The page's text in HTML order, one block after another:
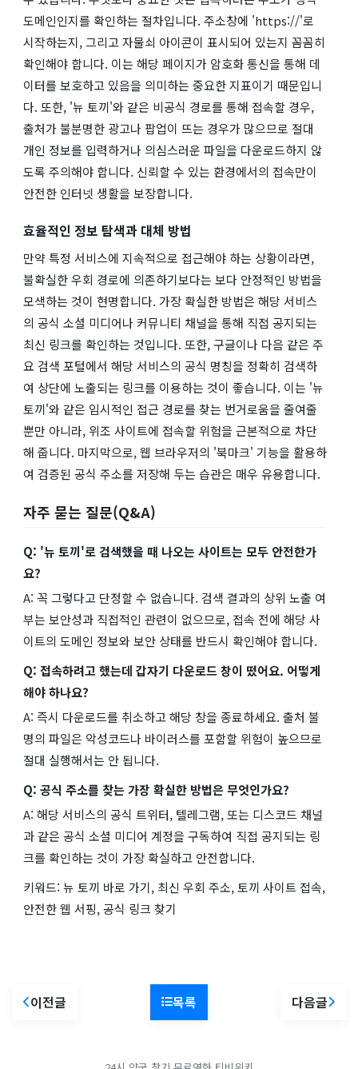
도메인인지를 확인하는 절차입니다. 주소창에 'https://'로
시작하는지, 그리고 자물쇠 아이콘이 표시되어 있는지 꼼꼼히
확인해야 합니다. 이는 해당 페이지가 암호화 통신을 통해 데
이터를 보호하고 있음을 의미하는 중요한 지표이기 때문입니
다. 또한, '뉴 토끼'와 같은 비공식 경로를 통해 접속할 경우,
출처가 불분명한 광고나 팝업이 뜨는 경우가 많으므로 절대
개인 정보를 입력하거나 의심스러운 파일을 다운로드하지 않
도록 주의해야 합니다. 신뢰할 수 있는 환경에서의 접속만이
안전한 인터넷 생활을 보장합니다.
효율적인 정보 탐색과 대체 방법
만약 특정 서비스에 지속적으로 접근해야 하는 상황이라면,
불확실한 우회 경로에 의존하기보다는 보다 안정적인 방법을
모색하는 것이 현명합니다. 가장 확실한 방법은 해당 서비스
의 공식 소셜 미디어나 커뮤니티 채널을 통해 직접 공지되는
최신 링크를 확인하는 것입니다. 또한, 구글이나 다음 같은 주
요 검색 포털에서 해당 서비스의 공식 명칭을 정확히 검색하
여 상단에 노출되는 링크를 이용하는 것이 좋습니다. 이는 '뉴
토끼'와 같은 임시적인 접근 경로를 찾는 번거로움을 줄여줄
뿐만 아니라, 위조 사이트에 접속할 위험을 근본적으로 차단
해 줍니다. 마지막으로, 웹 브라우저의 '북마크' 기능을 활용하
여 검증된 공식 주소를 저장해 두는 습관은 매우 유용합니다.
자주 묻는 질문(Q&A)
Q: '뉴 토끼'로 검색했을 때 나오는 사이트는 모두 안전한가
요?
A: 꼭 그렇다고 단정할 수 없습니다. 검색 결과의 상위 노출 여
부는 보안성과 직접적인 관련이 없으므로, 접속 전에 해당 사
이트의 도메인 정보와 보안 상태를 반드시 확인해야 합니다.
Q: 접속하려고 했는데 갑자기 다운로드 창이 떴어요. 어떻게
해야 하나요?
A: 즉시 다운로드를 취소하고 해당 창을 종료하세요. 출처 불
명의 파일은 악성코드나 바이러스를 포함할 위험이 높으므로
절대 실행해서는 안 됩니다.
Q: 공식 주소를 찾는 가장 확실한 방법은 무엇인가요?
A: 해당 서비스의 공식 트위터, 텔레그램, 또는 디스코드 채널
과 같은 공식 소셜 미디어 계정을 구독하여 직접 공지되는 링
크를 확인하는 것이 가장 확실하고 안전합니다.
키워드: 뉴 토끼 바로 가기, 최신 우회 주소, 토끼 사이트 접속,
안전한 웹 서핑, 공식 링크 찾기
이전글 목록 다음글